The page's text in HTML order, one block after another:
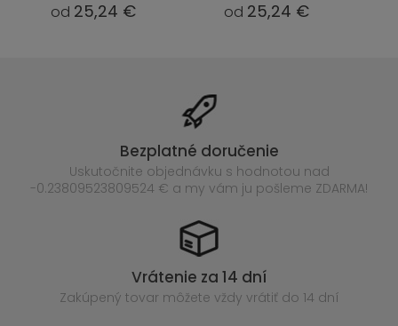
od 25,24 € od 25,24 €
Bezplatné doručenie
Uskutočnite objednávku s hodnotou nad
-0.23809523809524 € a my vám ju pošleme ZDARMA!
Vrátenie za 14 dní
Zakúpený tovar môžete vždy vrátiť do 14 dní